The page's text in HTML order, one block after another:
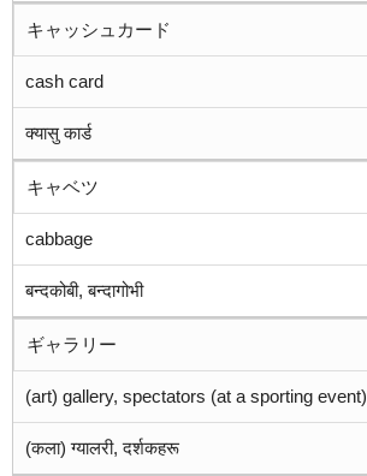
キャッシュカード
cash card
क्यासु कार्ड
キャベツ
cabbage
बन्दकोबी, बन्दागोभी
ギャラリー
(art) gallery, spectators (at a sporting event)
(कला) ग्यालरी, दर्शकहरू